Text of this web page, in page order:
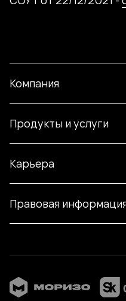
Компания
Продукты и услуги
Карьера
Правовая